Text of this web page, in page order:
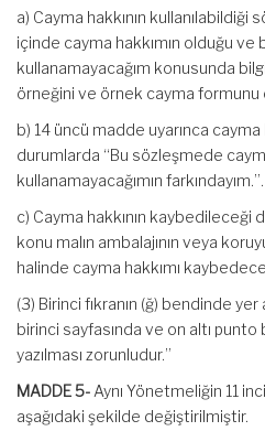
a) Cayma hakkının
içinde cayma hakkımın olduğu ve
kullanamayacağım konusunda
örneğini ve örnek cayma formunu
b) 14 üncü madde uyarınca cayma
durumlarda “Bu sözleşmede
kullanamayacağımın farkındayım.”.
c) Cayma hakkının kaybedileceği
konu malın ambalajının veya
halinde cayma hakkımı
(3) Birinci fıkranın (ğ) bendinde
birinci sayfasında ve on altı
yazılması zorunludur.”
MADDE 5- Aynı Yönetmeliğin 11
aşağıdaki şekilde değiştirilmiştir.